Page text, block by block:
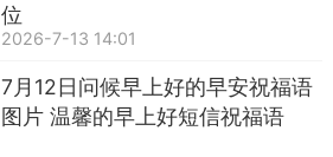
位
2026-7-13 14:01
7月12日问候早上好的早安祝福语
图片 温馨的早上好短信祝福语